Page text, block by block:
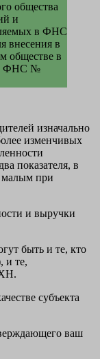
общества
и
в ФНС
внесения в
обществе в
ФНС №
изначально
изменчивых
показателя, в
малым при
и выручки
быть и те, кто
и те,
субъекта
ваш